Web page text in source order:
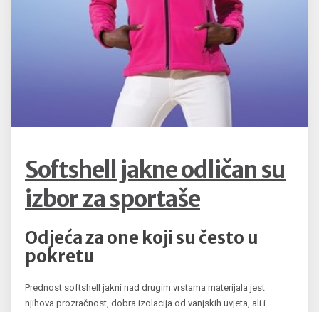
Softshell jakne odličan su
izbor za sportaše
Odjeća za one koji su često u
pokretu
Prednost softshell jakni nad drugim vrstama materijala jest
njihova prozračnost, dobra izolacija od vanjskih uvjeta, ali i